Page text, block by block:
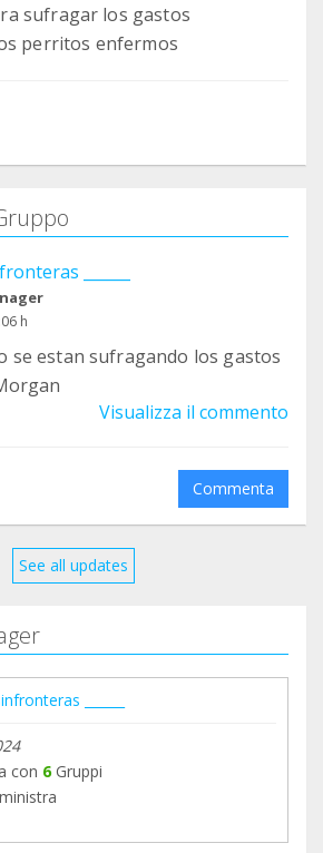
sufragar los gastos
perritos enfermos
______
h
se estan sufragando los gastos
Visualizza il commento
Commenta
See all updates
______
con 6Gruppi